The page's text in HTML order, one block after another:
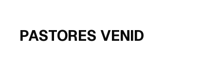
PASTORES VENID